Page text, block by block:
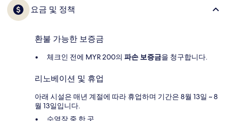
요금 및 정책
환불 가능한 보증금
체크인 전에 MYR 200의 파손 보증금을 청구합니다.
리노베이션 및 휴업
아래 시설은 매년 계절에 따라 휴업하며 기간은 8월 13일 ~ 8
월 13일입니다.
수영장 중 한 곳